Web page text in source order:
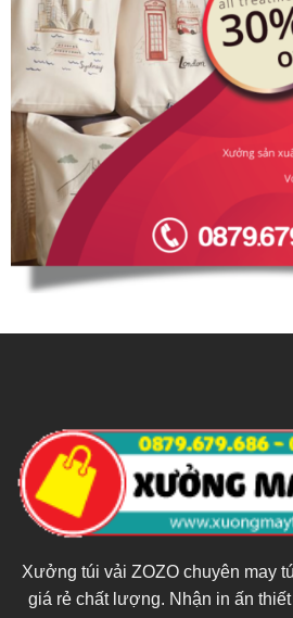
Xưởng túi vải ZOZO chuyên may
giá rẻ chất lượng. Nhận in ấn